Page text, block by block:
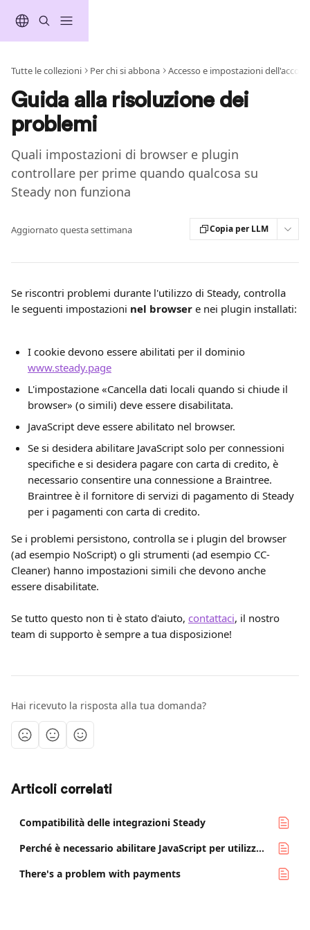
Tutte le collezioni Per chi si abbona Accesso e impostazioni
Guida alla risoluzione dei
problemi
Quali impostazioni di browser e plugin
controllare per prime quando qualcosa su
Steady non funziona
Aggiornato questa settimana Copia per LLM
Se riscontri problemi durante l'utilizzo di Steady, controlla
le seguenti impostazioni nel browser e nei plugin installati:
I cookie devono essere abilitati per il dominio
www.steady.page
L'impostazione «Cancella dati locali quando si chiude il
browser» (o simili) deve essere disabilitata.
JavaScript deve essere abilitato nel browser.
Se si desidera abilitare JavaScript solo per connessioni
specifiche e si desidera pagare con carta di credito, è
necessario consentire una connessione a Braintree.
Braintree è il fornitore di servizi di pagamento di Steady
per i pagamenti con carta di credito.
Se i problemi persistono, controlla se i plugin del browser
(ad esempio NoScript) o gli strumenti (ad esempio CC-
Cleaner) hanno impostazioni simili che devono anche
essere disabilitate.
Se tutto questo non ti è stato d'aiuto, contattaci, il nostro
team di supporto è sempre a tua disposizione!
Hai ricevuto la risposta alla tua domanda?
Articoli correlati
Compatibilità delle integrazioni Steady
Perché è necessario abilitare JavaScript per utilizzare Steady
There's a problem with payments